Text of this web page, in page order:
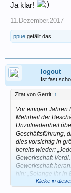
Ja klar!
11.Dezember.2017
ppue gefällt das.
logout
Ist fast
Zitat von Gerrit: ↑
Vor einigen Jahren
Mehrheit der
Unzufriedenheit
Geschäftsführung,
dies vorsichtig in
bereits wieder:
Gewerkschaft
Gewerkschaft
hin: „Solange ihr in
wäre Euch
Klicke in